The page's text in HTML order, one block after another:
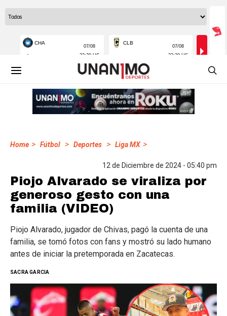
Home > Fútbol > Deportes > Liga MX >
12 de Diciembre de 2024 - 05:40 pm
Piojo Alvarado se viraliza por
generoso gesto con una
familia (VIDEO)
Piojo Alvarado, jugador de Chivas, pagó la cuenta de una
familia, se tomó fotos con fans y mostró su lado humano
antes de iniciar la pretemporada en Zacatecas.
SACRA GARCIA